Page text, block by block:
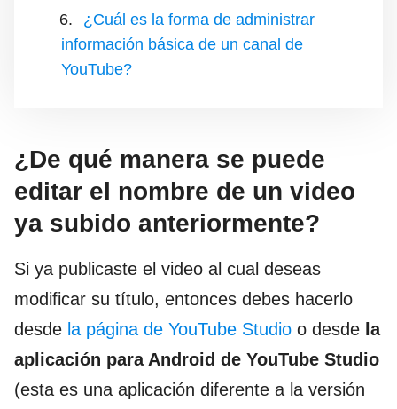
¿Cuál es la forma de administrar
información básica de un canal de
YouTube?
¿De qué manera se puede
editar el nombre de un video
ya subido anteriormente?
Si ya publicaste el video al cual deseas
modificar su título, entonces debes hacerlo
desde la página de YouTube Studio o desde la
aplicación para Android de YouTube Studio
(esta es una aplicación diferente a la versión